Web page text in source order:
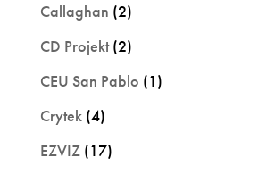
Callaghan (2)
CD Projekt(2)
CEU San Pablo (1)
Crytek(4)
EZVIZ(17)